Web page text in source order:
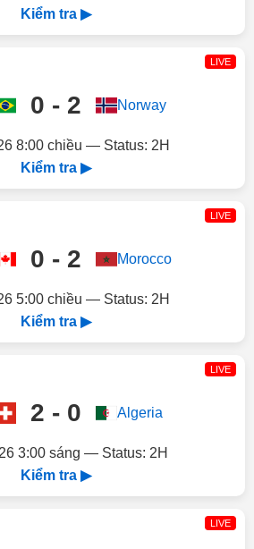
Kiểm tra ▶
LIVE
0 - 2 Norway
8:00 chiều — Status: 2H
Kiểm tra ▶
LIVE
0 - 2 Morocco
5:00 chiều — Status: 2H
Kiểm tra ▶
LIVE
2 - 0 Algeria
3:00 sáng — Status: 2H
Kiểm tra ▶
LIVE